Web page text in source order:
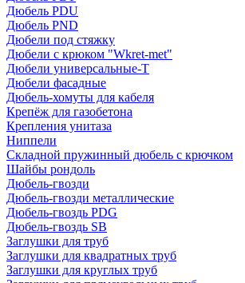
Дюбель PDU
Дюбель PND
Дюбели под стяжку
Дюбели с крюком "Wkret-met"
Дюбели универсальные-Т
Дюбели фасадные
Дюбель-хомуты для кабеля
Крепёж для газобетона
Крепления унитаза
Ниппели
Складной пружинный дюбель с крючком
Шайбы рондоль
Дюбель-гвозди
Дюбель-гвозди металлические
Дюбель-гвоздь PDG
Дюбель-гвоздь SB
Заглушки для труб
Заглушки для квадратных труб
Заглушки для круглых труб